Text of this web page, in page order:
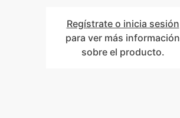
Regístrate o inicia sesión
para ver más información
sobre el producto.